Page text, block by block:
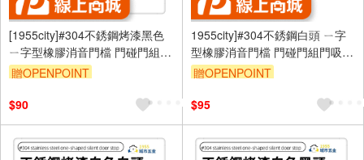
[1955city]#304不銹鋼烤漆黑色
ㄧ字型橡膠消音門檔 門碰門組門
吸[打孔款1101-D [烤漆黑
贈OPENPOINT
$90
1955city]#304不銹鋼白頭 ㄧ字
型橡膠消音門檔 門碰門組門吸打
孔款1101-c [ 不銹鋼白頭95mm]
贈OPENPOINT
$95